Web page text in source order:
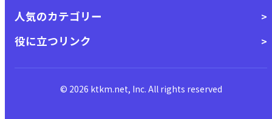
人気のカテゴリー
役に立つリンク
© 2026 ktkm.net, Inc. All rights reserved